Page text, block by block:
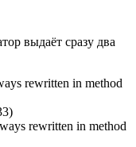
выдаёт сразу два
rewritten in method
rewritten in method